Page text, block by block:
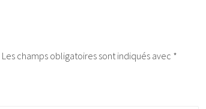
Les champs obligatoires sont indiqués avec *